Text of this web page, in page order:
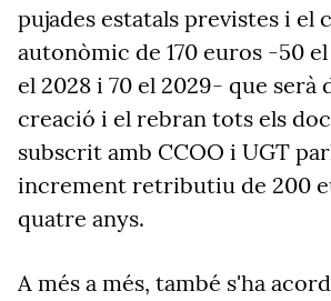
pujades estatals previstes i el
autonòmic de 170 euros -50
el 2028 i 70 el 2029- que serà
creació i el rebran tots els
subscrit amb CCOO i UGT
increment retributiu de 200
quatre anys.
A més a més, també s'ha